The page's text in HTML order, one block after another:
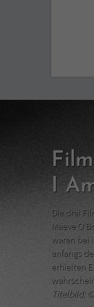
I
Die drei
Maeve
waren bei
anfangs
erhielten
Titelbild: